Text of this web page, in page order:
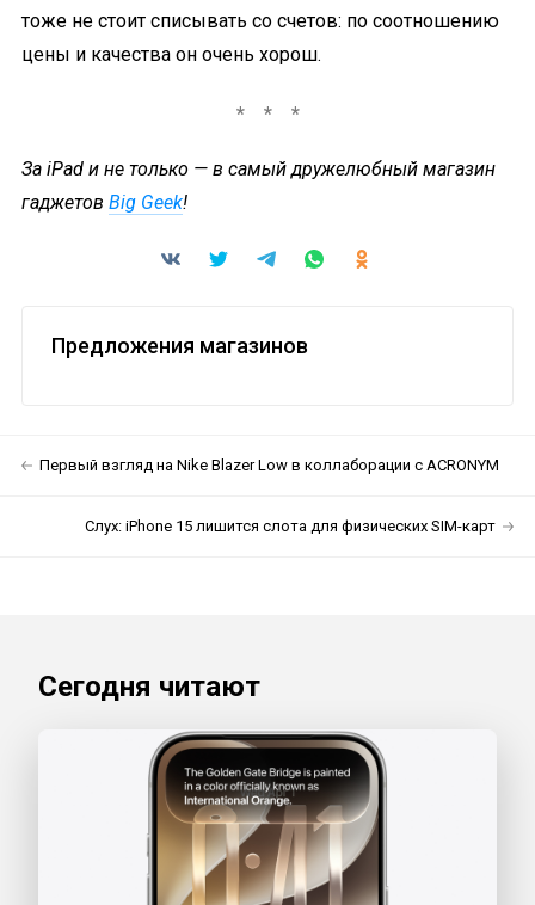
тоже не стоит списывать со счетов: по соотношению
цены и качества он очень хорош.
За iPad и не только — в самый дружелюбный магазин
гаджетов Big Geek!
Предложения магазинов
Первый взгляд на Nike Blazer Low в коллаборации с ACRONYM
Слух: iPhone 15 лишится слота для физических SIM-карт
Сегодня читают